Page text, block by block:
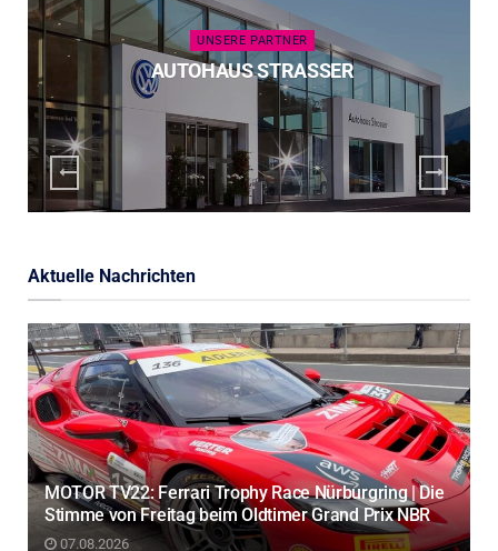
UNSERE PARTNER
AUTOHAUS STRASSER
Aktuelle Nachrichten
MOTOR TV22: Ferrari Trophy Race Nürburgring | Die
Stimme von Freitag beim Oldtimer Grand Prix NBR
07.08.2026